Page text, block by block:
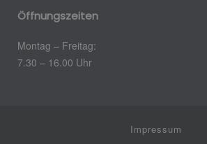
Öffnungszeiten
Montag – Freitag:
7.30 – 16.00 Uhr
Impressum